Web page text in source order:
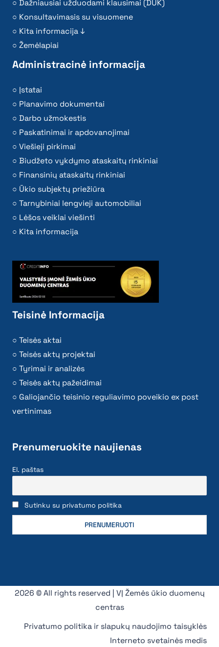
Dažniausiai užduodami klausimai (DUK)
Konsultavimasis su visuomene
Kita informacija ↓
Žemėlapiai
Administracinė informacija
Įstatai
Planavimo dokumentai
Darbo užmokestis
Paskatinimai ir apdovanojimai
Viešieji pirkimai
Biudžeto vykdymo ataskaitų rinkiniai
Finansinių ataskaitų rinkiniai
Ūkio subjektų priežiūra
Tarnybiniai lengvieji automobiliai
Lėšos veiklai viešinti
Kita informacija
Teisinė Informacija
Teisės aktai
Teisės aktų projektai
Tyrimai ir analizės
Teisės aktų pažeidimai
Galiojančio teisinio reguliavimo poveikio ex post
vertinimas
Prenumeruokite naujienas
El. paštas
Sutinku su privatumo politika
2026 © All rights reserved | VĮ Žemės ūkio duomenų
centras
Privatumo politika ir slapukų naudojimo taisyklės
Interneto svetainės medis